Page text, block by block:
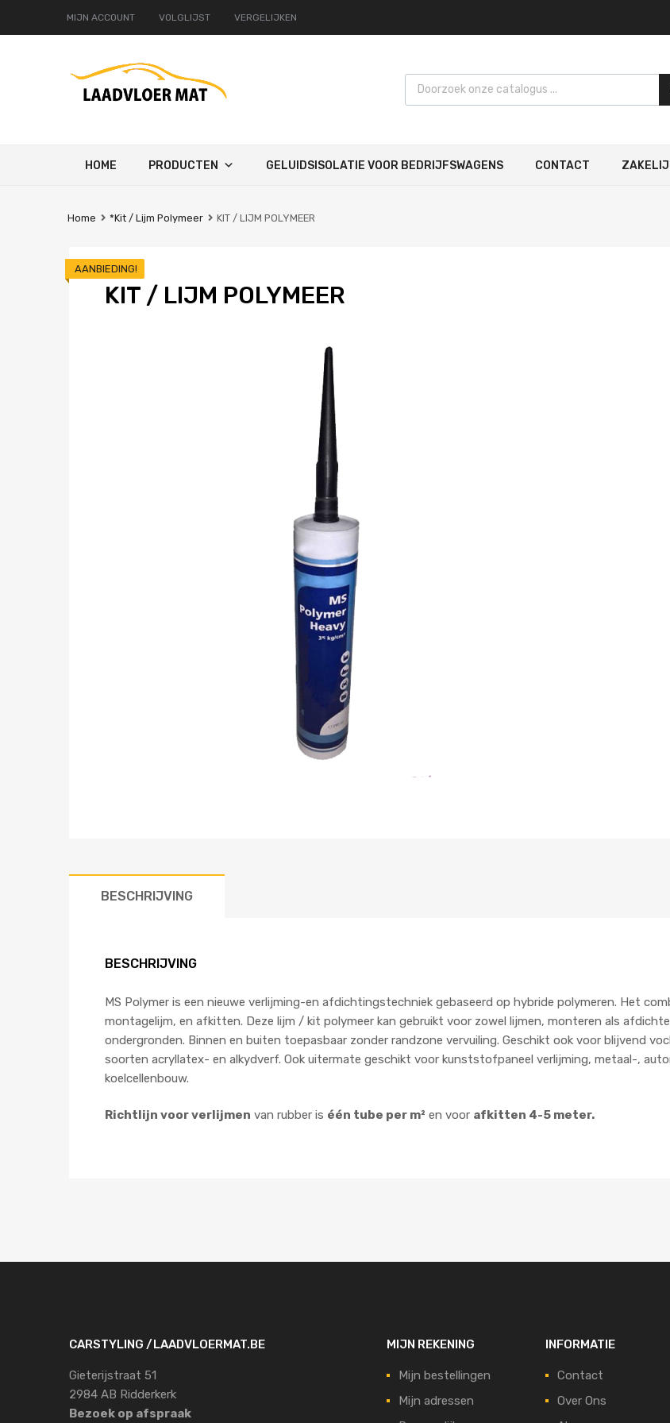
MIJN ACCOUNT VOLGLIJST VERGELIJKEN
Products search
HOME PRODUCTEN GELUIDSISOLATIE VOOR BEDRIJFSWAGENS CONTACT
Home *Kit / Lijm Polymeer KIT / LIJM POLYMEER
KIT / LIJM POLYMEER
AANBIEDING!
BESCHRIJVING
BESCHRIJVING
MS Polymer is een nieuwe verlijming-en afdichtingstechniek gebaseerd op hybride polymeren. Het
montagelijm, en afkitten. Deze lijm / kit polymeer kan gebruikt voor zowel lijmen, monteren als
ondergronden. Binnen en buiten toepasbaar zonder randzone vervuiling. Geschikt ook voor blijvend
soorten acryllatex- en alkydverf. Ook uitermate geschikt voor kunststofpaneel verlijming, metaal-,
koelcellenbouw.
Richtlijn voor verlijmen van rubber is één tube per m² en voor afkitten 4-5 meter.
CARSTYLING /LAADVLOERMAT.BE
Gieterijstraat 51
2984 AB Ridderkerk
Bezoek op afspraak
MIJN REKENING
Mijn bestellingen
Mijn adressen
INFORMATIE
Contact
Over Ons